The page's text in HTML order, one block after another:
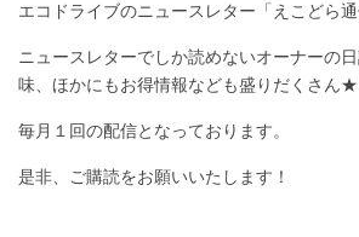
エコドライブのニュースレター「えこどら
ニュースレターでしか読めないオーナーの
味、ほかにもお得情報なども盛りだくさん★
毎月１回の配信となっております。
是非、ご購読をお願いいたします！